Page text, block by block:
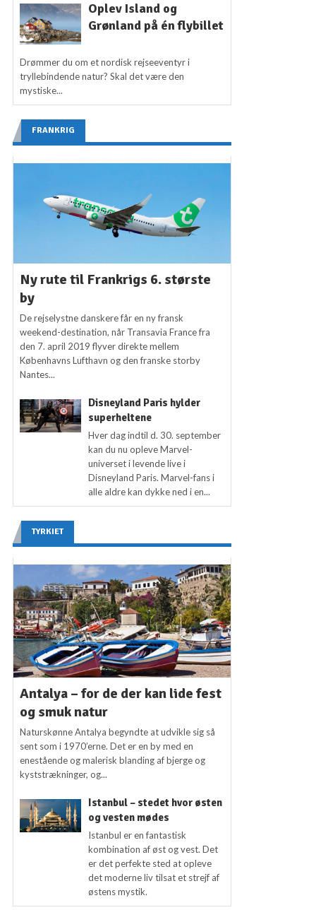
Oplev Island og
Grønland på én flybillet
Drømmer du om et nordisk rejseeventyr i
tryllebindende natur? Skal det være den
mystiske...
FRANKRIG
Ny rute til Frankrigs 6. største
by
De rejselystne danskere får en ny fransk
weekend-destination, når Transavia France fra
den 7. april 2019 flyver direkte mellem
Københavns Lufthavn og den franske storby
Nantes...
Disneyland Paris hylder
superheltene
Hver dag indtil d. 30. september
kan du nu opleve Marvel-
universet i levende live i
Disneyland Paris. Marvel-fans i
alle aldre kan dykke ned i en...
TYRKIET
Antalya – for de der kan lide fest
og smuk natur
Naturskønne Antalya begyndte at udvikle sig så
sent som i 1970’erne. Det er en by med en
enestående og malerisk blanding af bjerge og
kyststrækninger, og...
Istanbul – stedet hvor østen
og vesten mødes
Istanbul er en fantastisk
kombination af øst og vest. Det
er det perfekte sted at opleve
det moderne liv tilsat et strejf af
østens mystik.